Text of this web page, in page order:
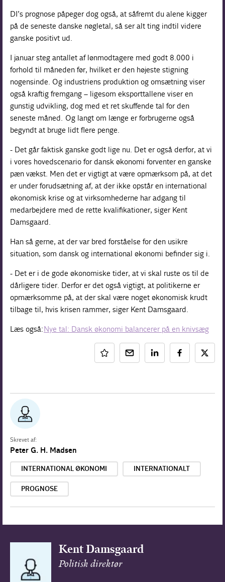
DI’s prognose påpeger dog også, at såfremt du alene kigger
på de seneste danske nøgletal, så ser alt ting indtil videre
ganske positivt ud.
I januar steg antallet af lønmodtagere med godt 8.000 i
forhold til måneden før, hvilket er den højeste stigning
nogensinde. Og industriens produktion og omsætning viser
også kraftig fremgang – ligesom eksporttallene viser en
gunstig udvikling, dog med et ret skuffende tal for den
seneste måned. Og langt om længe er forbrugerne også
begyndt at bruge lidt flere penge.
- Det går faktisk ganske godt lige nu. Det er også derfor, at vi
i vores hovedscenario for dansk økonomi forventer en ganske
pæn vækst. Men det er vigtigt at være opmærksom på, at det
er under forudsætning af, at der ikke opstår en international
økonomisk krise og at virksomhederne har adgang til
medarbejdere med de rette kvalifikationer, siger Kent
Damsgaard.
Han så gerne, at der var bred forståelse for den usikre
situation, som dansk og international økonomi befinder sig i.
- Det er i de gode økonomiske tider, at vi skal ruste os til de
dårligere tider. Derfor er det også vigtigt, at politikerne er
opmærksomme på, at der skal være noget økonomisk krudt
tilbage til, hvis krisen rammer, siger Kent Damsgaard.
Læs også:Nye tal: Dansk økonomi balancerer på en knivsæg
Skrevet af:
Peter G. H. Madsen
INTERNATIONAL ØKONOMI INTERNATIONALT
PROGNOSE
Kent Damsgaard
Politisk direktør